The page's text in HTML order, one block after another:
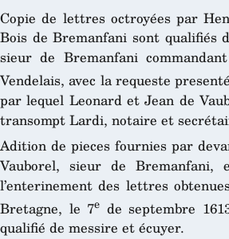
Copie de lettres octroyées par
Bois de Bremanfani sont qualifiés
sieur de Bremanfani
Vendelais, avec la requeste
par lequel Leonard et Jean de
transompt Lardi, notaire et
Adition de pieces fournies par
Vauborel, sieur de Bremanfani,
l’enterinement des lettres
Bretagne, le 7e de septembre
qualifié de messire et écuyer.